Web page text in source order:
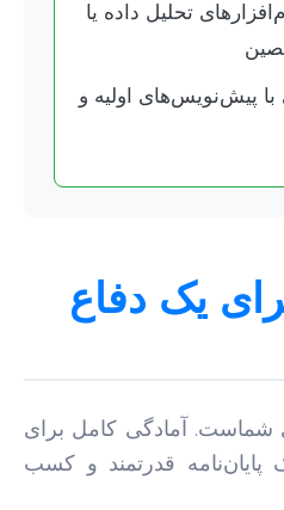
تحلیل داده یا
پیش‌نویس‌های اولیه و
یک دفاع
شماست. آمادگی کامل برای
پایان‌نامه قدرتمند و کسب